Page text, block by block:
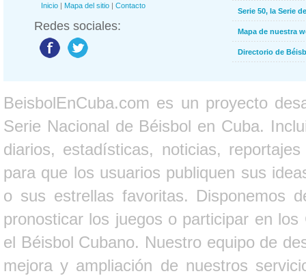
Inicio | Mapa del sitio | Contacto
Redes sociales:
Serie 50, la Serie
Mapa de nuestra
Directorio de
BeisbolEnCuba.com es un proyecto
Serie Nacional de Béisbol en Cuba.
diarios, estadísticas, noticias,
para que los usuarios publiquen sus
o sus estrellas favoritas. Disponemos
pronosticar los juegos o participar en
el Béisbol Cubano. Nuestro equipo de
mejora y ampliación de nuestros